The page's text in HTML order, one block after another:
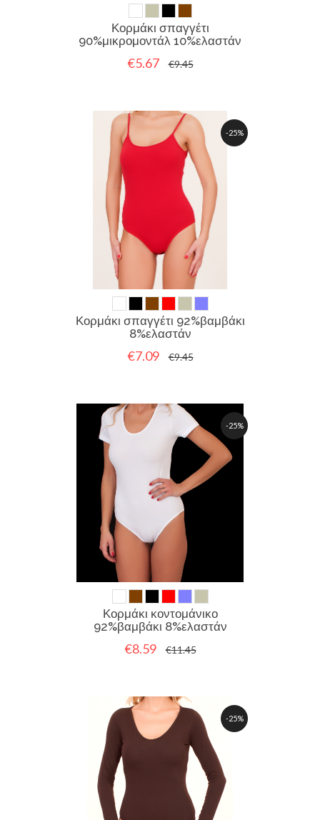
Κορμάκι σπαγγέτι
90%μικρομοντάλ 10%ελαστάν
€5.67 €9.45
-25%
Κορμάκι σπαγγέτι 92%βαμβάκι
8%ελαστάν
€7.09 €9.45
-25%
Κορμάκι κοντομάνικο
92%βαμβάκι 8%ελαστάν
€8.59 €11.45
-25%